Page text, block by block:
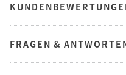
FRAGEN &